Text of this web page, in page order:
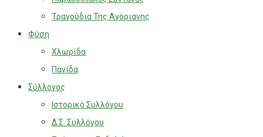
Τραγούδια Της Αγόριανης
Φύση
Χλωρίδα
Πανίδα
Σύλλογος
Ιστορικό Συλλόγου
Δ.Σ. Συλλόγου